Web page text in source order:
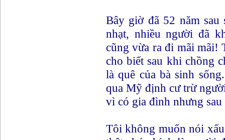
Bây giờ đã 52 năm
nhạt, nhiều người đã
cũng vừa ra đi mãi mãi!
cho biết sau khi chồng
là quê của bà sinh
qua Mỹ định cư trừ
vì có gia đình nhưng
Tôi không muốn nói